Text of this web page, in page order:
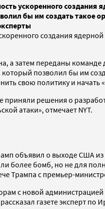
ускоренного
бы им создать такое
создания
затем переданы
позволил бы им
свою политику и начать
решения о
атаки», отмечает NYT.
объявил о выходе США
более бомб, но не для
Трампа с премьер-
с новой
газете эксперт